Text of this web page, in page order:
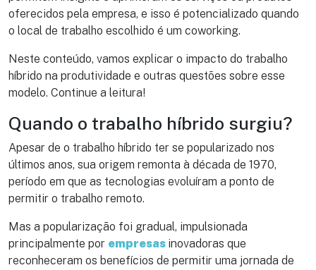
oferecidos pela empresa, e isso é potencializado quando
o local de trabalho escolhido é um coworking.
Neste conteúdo, vamos explicar o impacto do trabalho
híbrido na produtividade e outras questões sobre esse
modelo. Continue a leitura!
Quando o trabalho híbrido surgiu?
Apesar de o trabalho híbrido ter se popularizado nos
últimos anos, sua origem remonta à década de 1970,
período em que as tecnologias evoluíram a ponto de
permitir o trabalho remoto.
Mas a popularização foi gradual, impulsionada
principalmente por empresas inovadoras que
reconheceram os benefícios de permitir uma jornada de